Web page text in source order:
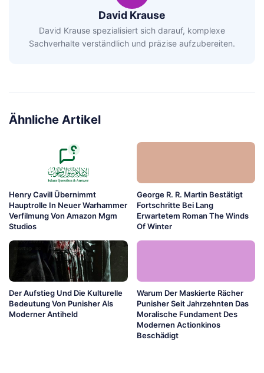
David Krause
David Krause spezialisiert sich darauf, komplexe
Sachverhalte verständlich und präzise aufzubereiten.
Ähnliche Artikel
Henry Cavill Übernimmt
Hauptrolle In Neuer Warhammer
Verfilmung Von Amazon Mgm
Studios
George R. R. Martin Bestätigt
Fortschritte Bei Lang
Erwartetem Roman The Winds
Of Winter
Der Aufstieg Und Die Kulturelle
Bedeutung Von Punisher Als
Moderner Antiheld
Warum Der Maskierte Rächer
Punisher Seit Jahrzehnten Das
Moralische Fundament Des
Modernen Actionkinos
Beschädigt